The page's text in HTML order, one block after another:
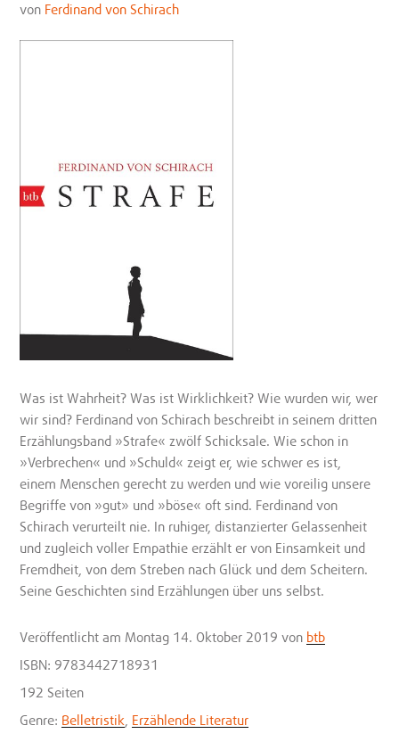
von Ferdinand von Schirach
Was ist Wahrheit? Was ist Wirklichkeit? Wie wurden wir, wer
wir sind? Ferdinand von Schirach beschreibt in seinem dritten
Erzählungsband »Strafe« zwölf Schicksale. Wie schon in
»Verbrechen« und »Schuld« zeigt er, wie schwer es ist,
einem Menschen gerecht zu werden und wie voreilig unsere
Begriffe von »gut» und »böse« oft sind. Ferdinand von
Schirach verurteilt nie. In ruhiger, distanzierter Gelassenheit
und zugleich voller Empathie erzählt er von Einsamkeit und
Fremdheit, von dem Streben nach Glück und dem Scheitern.
Seine Geschichten sind Erzählungen über uns selbst.
Veröffentlicht am Montag 14. Oktober 2019 von btb
ISBN: 9783442718931
192 Seiten
Genre: Belletristik Erzählende Literatur